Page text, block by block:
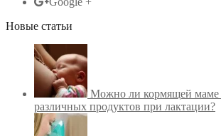
Новые статьи
Можно ли кормящей маме
различных продуктов при лактации?